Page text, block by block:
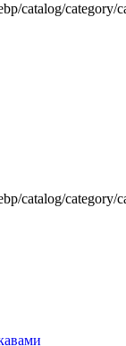
catalog/category/
catalog/category/